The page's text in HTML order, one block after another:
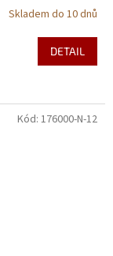
Skladem do 10 dnů
DETAIL
Kód: 176000-N-12